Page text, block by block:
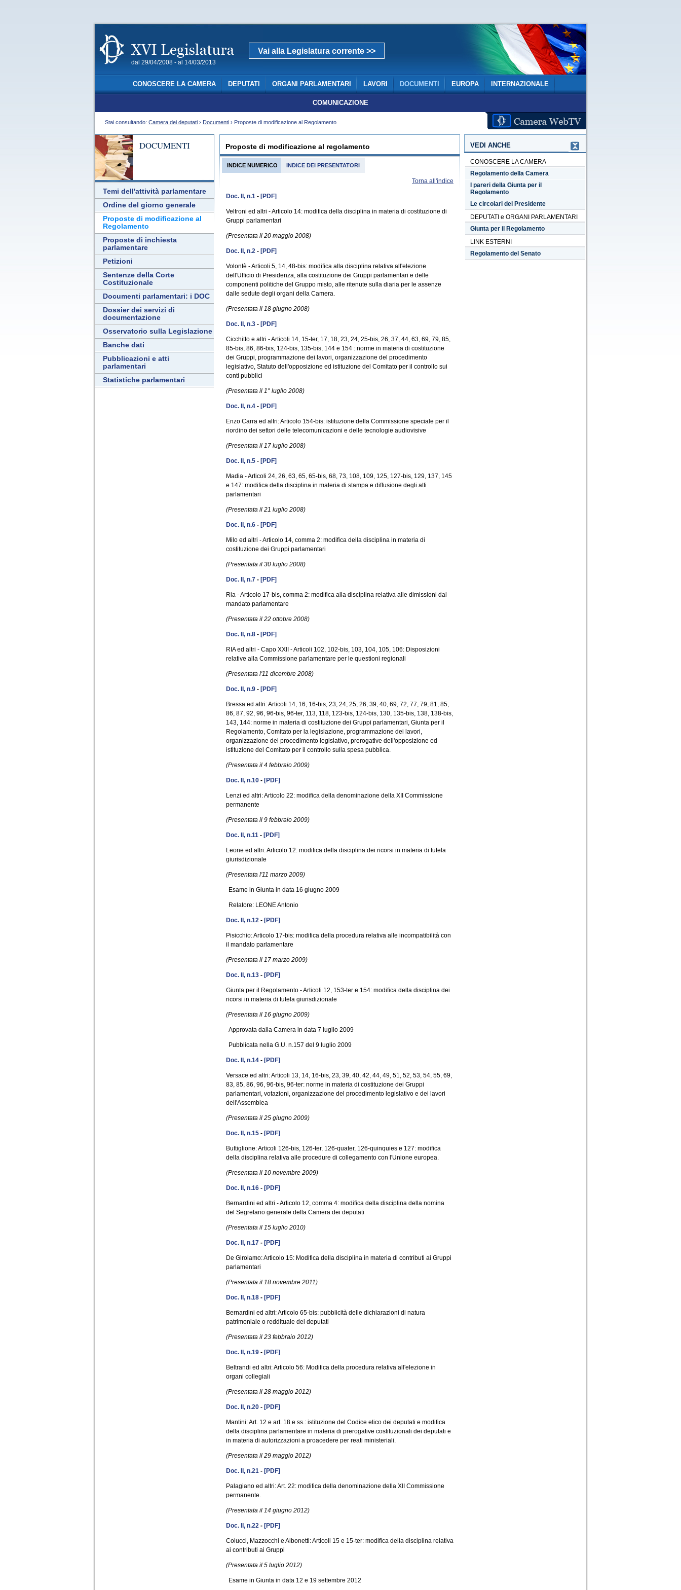
dal 29/04/2008 - al 14/03/2013
Vai alla Legislatura corrente >>
CONOSCERE LA CAMERA DEPUTATI ORGANI PARLAMENTARI LAVORI DOCUMENTI EUROPA INTERNAZIONALE
COMUNICAZIONE
Stai consultando: Camera dei deputati › Documenti › Proposte di modificazione al Regolamento
DOCUMENTI
Temi dell'attività parlamentare
Ordine del giorno generale
Proposte di modificazione al
Regolamento
Proposte di inchiesta
parlamentare
Petizioni
Sentenze della Corte
Costituzionale
Documenti parlamentari: i DOC
Dossier dei servizi di
documentazione
Osservatorio sulla Legislazione
Banche dati
Pubblicazioni e atti
parlamentari
Statistiche parlamentari
Proposte di modificazione al regolamento
INDICE NUMERICO
Torna all'indice
Doc. II, n.1 - [PDF]
Veltroni ed altri - Articolo 14: modifica della disciplina in materia di costituzione di
Gruppi parlamentari
(Presentata il 20 maggio 2008)
Doc. II, n.2 - [PDF]
Volontè - Articoli 5, 14, 48-bis: modifica alla disciplina relativa all'elezione
dell'Ufficio di Presidenza, alla costituzione dei Gruppi parlamentari e delle
componenti politiche del Gruppo misto, alle ritenute sulla diaria per le assenze
dalle sedute degli organi della Camera.
(Presentata il 18 giugno 2008)
Doc. II, n.3 - [PDF]
Cicchitto e altri - Articoli 14, 15-ter, 17, 18, 23, 24, 25-bis, 26, 37, 44, 63, 69, 79, 85,
85-bis, 86, 86-bis, 124-bis, 135-bis, 144 e 154 : norme in materia di costituzione
dei Gruppi, programmazione dei lavori, organizzazione del procedimento
legislativo, Statuto dell'opposizione ed istituzione del Comitato per il controllo sui
conti pubblici
(Presentata il 1° luglio 2008)
Doc. II, n.4 - [PDF]
Enzo Carra ed altri: Articolo 154-bis: istituzione della Commissione speciale per il
riordino dei settori delle telecomunicazioni e delle tecnologie audiovisive
(Presentata il 17 luglio 2008)
Doc. II, n.5 - [PDF]
Madia - Articoli 24, 26, 63, 65, 65-bis, 68, 73, 108, 109, 125, 127-bis, 129, 137, 145
e 147: modifica della disciplina in materia di stampa e diffusione degli atti
parlamentari
(Presentata il 21 luglio 2008)
Doc. II, n.6 - [PDF]
Milo ed altri - Articolo 14, comma 2: modifica della disciplina in materia di
costituzione dei Gruppi parlamentari
(Presentata il 30 luglio 2008)
Doc. II, n.7 - [PDF]
Ria - Articolo 17-bis, comma 2: modifica alla disciplina relativa alle dimissioni dal
mandato parlamentare
(Presentata il 22 ottobre 2008)
Doc. II, n.8 - [PDF]
RIA ed altri - Capo XXII - Articoli 102, 102-bis, 103, 104, 105, 106: Disposizioni
relative alla Commissione parlamentare per le questioni regionali
(Presentata l'11 dicembre 2008)
Doc. II, n.9 - [PDF]
Bressa ed altri: Articoli 14, 16, 16-bis, 23, 24, 25, 26, 39, 40, 69, 72, 77, 79, 81, 85,
86, 87, 92, 96, 96-bis, 96-ter, 113, 118, 123-bis, 124-bis, 130, 135-bis, 138, 138-bis,
143, 144: norme in materia di costituzione dei Gruppi parlamentari, Giunta per il
Regolamento, Comitato per la legislazione, programmazione dei lavori,
organizzazione del procedimento legislativo, prerogative dell'opposizione ed
istituzione del Comitato per il controllo sulla spesa pubblica.
(Presentata il 4 febbraio 2009)
Doc. II, n.10 - [PDF]
Lenzi ed altri: Articolo 22: modifica della denominazione della XII Commissione
permanente
(Presentata il 9 febbraio 2009)
Doc. II, n.11 - [PDF]
Leone ed altri: Articolo 12: modifica della disciplina dei ricorsi in materia di tutela
giurisdizionale
(Presentata l'11 marzo 2009)
Esame in Giunta in data 16 giugno 2009
Relatore: LEONE Antonio
Doc. II, n.12 - [PDF]
Pisicchio: Articolo 17-bis: modifica della procedura relativa alle incompatibilità con
il mandato parlamentare
(Presentata il 17 marzo 2009)
Doc. II, n.13 - [PDF]
Giunta per il Regolamento - Articoli 12, 153-ter e 154: modifica della disciplina dei
ricorsi in materia di tutela giurisdizionale
(Presentata il 16 giugno 2009)
Approvata dalla Camera in data 7 luglio 2009
Pubblicata nella G.U. n.157 del 9 luglio 2009
Doc. II, n.14 - [PDF]
Versace ed altri: Articoli 13, 14, 16-bis, 23, 39, 40, 42, 44, 49, 51, 52, 53, 54, 55, 69,
83, 85, 86, 96, 96-bis, 96-ter: norme in materia di costituzione dei Gruppi
parlamentari, votazioni, organizzazione del procedimento legislativo e dei lavori
dell'Assemblea
(Presentata il 25 giugno 2009)
Doc. II, n.15 - [PDF]
Buttiglione: Articoli 126-bis, 126-ter, 126-quater, 126-quinquies e 127: modifica
della disciplina relativa alle procedure di collegamento con l'Unione europea.
(Presentata il 10 novembre 2009)
Doc. II, n.16 - [PDF]
Bernardini ed altri - Articolo 12, comma 4: modifica della disciplina della nomina
del Segretario generale della Camera dei deputati
(Presentata il 15 luglio 2010)
Doc. II, n.17 - [PDF]
De Girolamo: Articolo 15: Modifica della disciplina in materia di contributi ai Gruppi
parlamentari
(Presentata il 18 novembre 2011)
Doc. II, n.18 - [PDF]
Bernardini ed altri: Articolo 65-bis: pubblicità delle dichiarazioni di natura
patrimoniale o reddituale dei deputati
(Presentata il 23 febbraio 2012)
Doc. II, n.19 - [PDF]
Beltrandi ed altri: Articolo 56: Modifica della procedura relativa all'elezione in
organi collegiali
(Presentata il 28 maggio 2012)
Doc. II, n.20 - [PDF]
Mantini: Art. 12 e art. 18 e ss.: istituzione del Codice etico dei deputati e modifica
della disciplina parlamentare in materia di prerogative costituzionali dei deputati e
in materia di autorizzazioni a proacedere per reati ministeriali.
(Presentata il 29 maggio 2012)
Doc. II, n.21 - [PDF]
Palagiano ed altri: Art. 22: modifica della denominazione della XII Commissione
permanente.
(Presentata il 14 giugno 2012)
Doc. II, n.22 - [PDF]
Colucci, Mazzocchi e Albonetti: Articoli 15 e 15-ter: modifica della disciplina relativa
ai contributi ai Gruppi
(Presentata il 5 luglio 2012)
Esame in Giunta in data 12 e 19 settembre 2012
INDICE DEI PRESENTATORI
VEDI ANCHE
CONOSCERE LA CAMERA
Regolamento della Camera
I pareri della Giunta per il
Regolamento
Le circolari del Presidente
DEPUTATI e ORGANI PARLAMENTARI
Giunta per il Regolamento
LINK ESTERNI
Regolamento del Senato